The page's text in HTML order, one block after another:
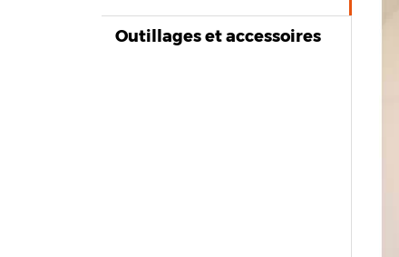
Outillages et accessoires